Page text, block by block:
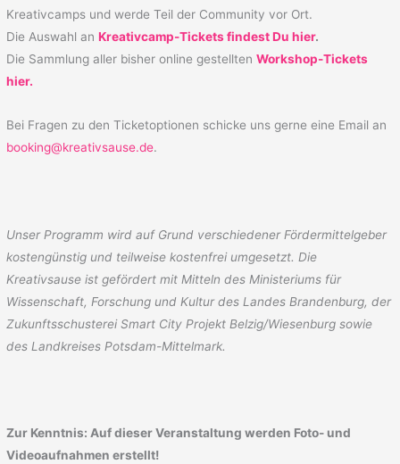
Kreativcamps und werde Teil der Community vor Ort.
Die Auswahl anKreativcamp-Tickets findest Du hier.
Die Sammlung aller bisher online gestelltenWorkshop-Tickets
hier.
Bei Fragen zu den Ticketoptionen schicke uns gerne eine Email an
booking@kreativsause.de.
Unser Programm wird auf Grund verschiedener Fördermittelgeber
kostengünstig und teilweise kostenfrei umgesetzt. Die
Kreativsause ist gefördert mit Mitteln des Ministeriums für
Wissenschaft, Forschung und Kultur des Landes Brandenburg,der
Zukunftsschusterei Smart City Projekt Belzig/Wiesenburg sowie
des Landkreises Potsdam-Mittelmark.
Zur Kenntnis: Auf dieserVeranstaltung werden Foto- und
Videoaufnahmenerstellt!